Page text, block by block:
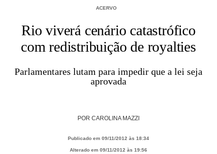
ACERVO
Rio viverá cenário catastrófico
com redistribuição de royalties
Parlamentares lutam para impedir que a lei seja
aprovada
POR CAROLINA MAZZI
Publicado em 09/11/2012 às 18:34
Alterado em 09/11/2012 às 19:56